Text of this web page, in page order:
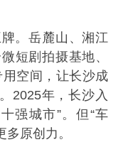
。岳麓山、湘江
短剧拍摄基地、
空间，让长沙成
2025年，长沙入
强城市”。但“车
多原创力。